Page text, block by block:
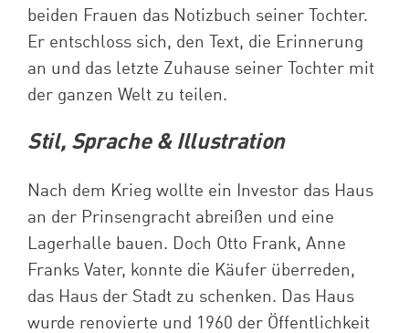
beiden Frauen das Notizbuch seiner Tochter.
Er entschloss sich, den Text, die Erinnerung
an und das letzte Zuhause seiner Tochter mit
der ganzen Welt zu teilen.
Stil, Sprache & Illustration
Nach dem Krieg wollte ein Investor das Haus
an der Prinsengracht abreißen und eine
Lagerhalle bauen. Doch Otto Frank, Anne
Franks Vater, konnte die Käufer überreden,
das Haus der Stadt zu schenken. Das Haus
wurde renovierte und 1960 der Öffentlichkeit